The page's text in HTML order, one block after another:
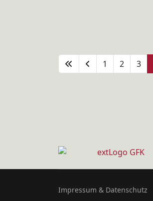
1 2 3
Impressum & Datenschutz